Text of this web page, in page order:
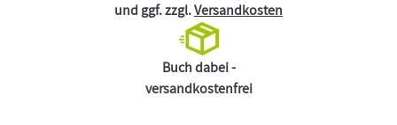
und ggf. zzgl.Versandkosten
Buch dabei -
versandkostenfrei